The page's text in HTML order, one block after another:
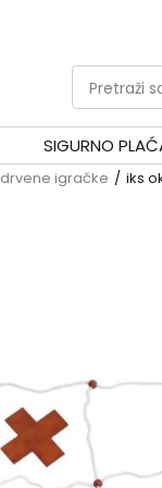
Pretraži
SIGURNO
drvene igračke iks